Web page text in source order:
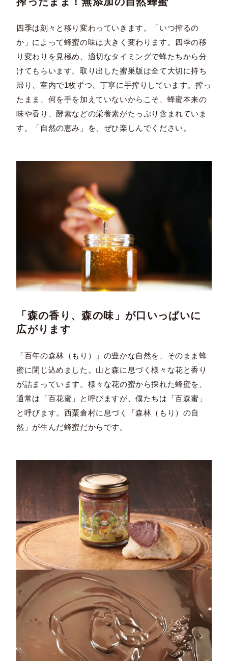
四季は刻々と移り変わっていきます。「いつ搾るの
か」によって蜂蜜の味は大きく変わります。四季の移
り変わりを見極め、適切なタイミングで蜂たちから分
けてもらいます。取り出した蜜巣版は全て大切に持ち
帰り、室内で1枚ずつ、丁寧に手搾りしています。搾っ
たまま、何を手を加えていないからこそ、蜂蜜本来の
味や香り、酵素などの栄養素がたっぷり含まれていま
す。「自然の恵み」を、ぜひ楽しんでください。
「森の香り、森の味」が口いっぱいに
広がります
「百年の森林（もり）」の豊かな自然を、そのまま蜂
蜜に閉じ込めました。山と森に息づく様々な花と香り
が詰まっています。様々な花の蜜から採れた蜂蜜を、
通常は「百花蜜」と呼びますが、僕たちは「百森蜜」
と呼びます。西粟倉村に息づく「森林（もり）の自
然」が生んだ蜂蜜だからです。